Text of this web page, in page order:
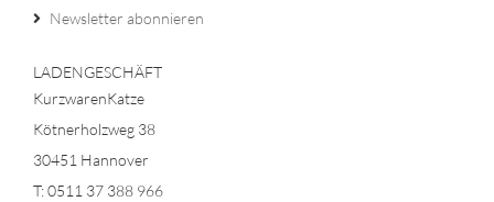
Newsletter abonnieren
LADENGESCHÄFT
KurzwarenKatze
Kötnerholzweg 38
30451 Hannover
T: 0511 37 388 966